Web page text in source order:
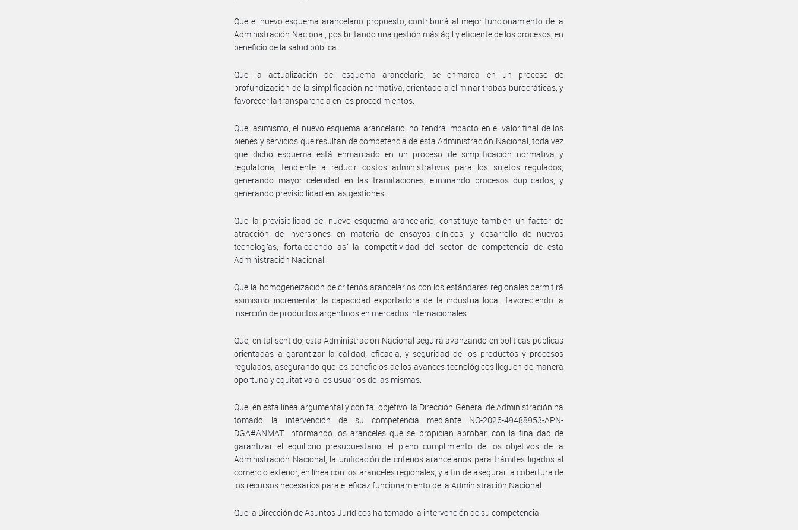
Que el nuevo esquema arancelario propuesto, contribuirá al mejor funcionamiento de la
Administración Nacional, posibilitando una gestión más ágil y eficiente de los procesos, en
beneficio de la salud pública.
Que la actualización del esquema arancelario, se enmarca en un proceso de
profundización de la simplificación normativa, orientado a eliminar trabas burocráticas, y
favorecer la transparencia en los procedimientos.
Que, asimismo, el nuevo esquema arancelario, no tendrá impacto en el valor final de los
bienes y servicios que resultan de competencia de esta Administración Nacional, toda vez
que dicho esquema está enmarcado en un proceso de simplificación normativa y
regulatoria, tendiente a reducir costos administrativos para los sujetos regulados,
generando mayor celeridad en las tramitaciones, eliminando procesos duplicados, y
generando previsibilidad en las gestiones.
Que la previsibilidad del nuevo esquema arancelario, constituye también un factor de
atracción de inversiones en materia de ensayos clínicos, y desarrollo de nuevas
tecnologías, fortaleciendo así la competitividad del sector de competencia de esta
Administración Nacional.
Que la homogeneización de criterios arancelarios con los estándares regionales permitirá
asimismo incrementar la capacidad exportadora de la industria local, favoreciendo la
inserción de productos argentinos en mercados internacionales.
Que, en tal sentido, esta Administración Nacional seguirá avanzando en políticas públicas
orientadas a garantizar la calidad, eficacia, y seguridad de los productos y procesos
regulados, asegurando que los beneficios de los avances tecnológicos lleguen de manera
oportuna y equitativa a los usuarios de las mismas.
Que, en esta línea argumental y con tal objetivo, la Dirección General de Administración ha
tomado la intervención de su competencia mediante NO-2026-49488953-APN-
DGA#ANMAT, informando los aranceles que se propician aprobar, con la finalidad de
garantizar el equilibrio presupuestario, el pleno cumplimiento de los objetivos de la
Administración Nacional, la unificación de criterios arancelarios para trámites ligados al
comercio exterior, en línea con los aranceles regionales; y a fin de asegurar la cobertura de
los recursos necesarios para el eficaz funcionamiento de la Administración Nacional.
Que la Dirección de Asuntos Jurídicos ha tomado la intervención de su competencia.